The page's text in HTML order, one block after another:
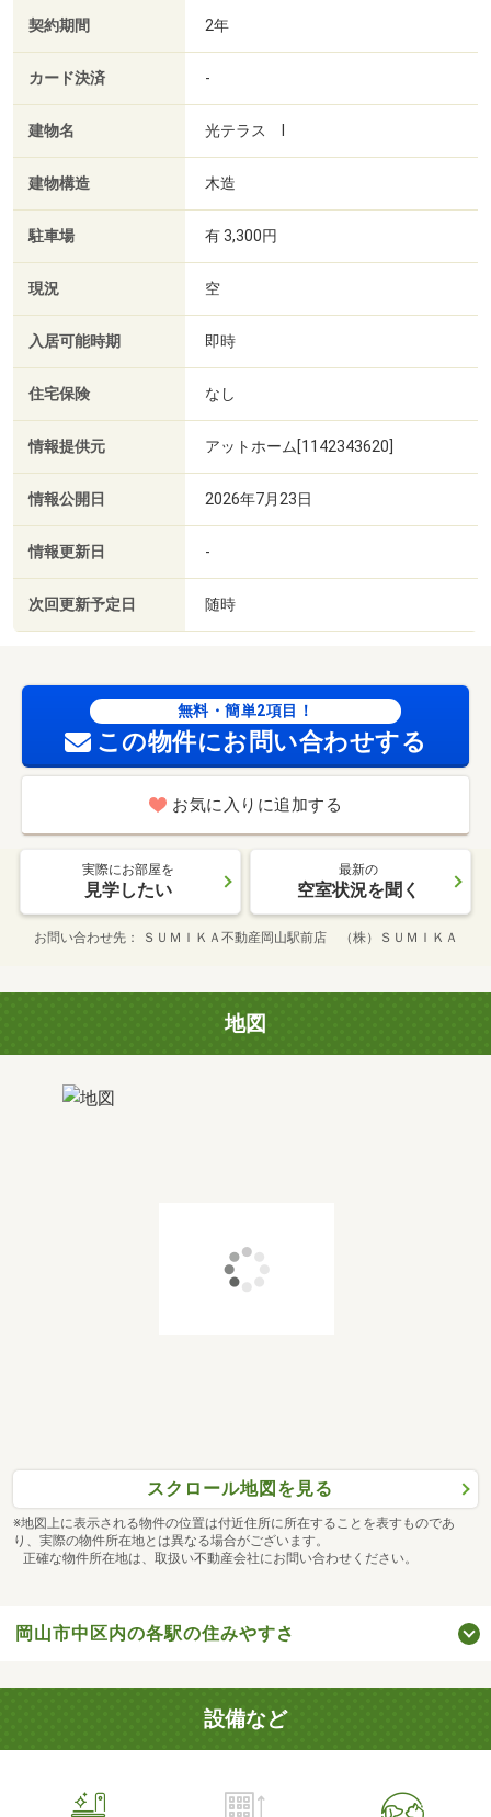
契約期間 2年
カード決済 -
建物名 光テラス Ⅰ
建物構造 木造
駐車場 有 3,300円
現況 空
入居可能時期 即時
住宅保険 なし
情報提供元 アットホーム[1142343620]
情報公開日 2026年7月23日
情報更新日 -
次回更新予定日 随時
無料・簡単2項目！
この物件にお問い合わせする
お気に入りに追加する
実際にお部屋を
見学したい
最新の
空室状況を聞く
お問い合わせ先 ＳＵＭＩＫＡ不動産岡山駅前店 （株）ＳＵＭＩＫＡ
地図
スクロール地図を見る
※地図上に表示される物件の位置は付近住所に所在することを表すものであ
り、実際の物件所在地とは異なる場合がございます。
正確な物件所在地は、取扱い不動産会社にお問い合わせください。
岡山市中区内の各駅の住みやすさ
設備など